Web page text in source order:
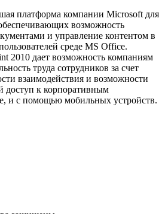
платформа компании Microsoft для
возможность
и управление контентом в
среде MS Office.
2010 дает возможность компаниям
труда сотрудников за счет
взаимодействия и возможности
доступ к корпоративным
и с помощью мобильных устройств.